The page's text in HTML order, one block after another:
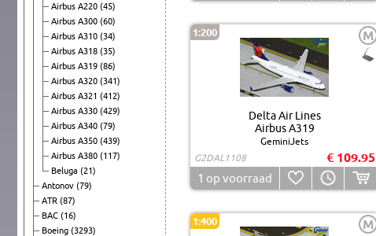
Airbus A220 (45)
Airbus A300 (60)
Airbus A310 (34)
Airbus A318 (35)
Airbus A319 (86)
Airbus A320 (341)
Airbus A321 (412)
Airbus A330 (429)
Airbus A340 (79)
Airbus A350 (439)
Airbus A380 (117)
Beluga (21)
Antonov (79)
ATR (87)
BAC (16)
Boeing (3293)
1:200 M
Delta Air Lines
Airbus A319
GeminiJets
G2DAL1108
€ 109.95
1 op voorraad
1:400 M